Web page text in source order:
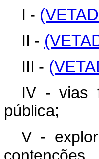
I -
II -
III -
IV - vias
pública;
V -